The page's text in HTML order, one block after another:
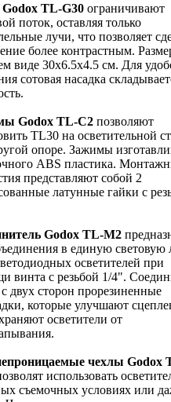
TL-G30 ограничивают
поток, оставляя только
лучи, что позволяет
более контрастным.
виде 30х6.5х4.5 см. Для
сотовая насадка
Godox TL-C2 позволяют
TL30 на осветительной
опоре. Зажимы
ABS пластика.
представляют собой 2
латунные гайки с
Godox TL-M2
в единую
осветителей при
винта с резьбой 1/4".
двух сторон прорезиненные
которые улучшают
осветители от
чехлы Godox
использовать
съемочных условиях или